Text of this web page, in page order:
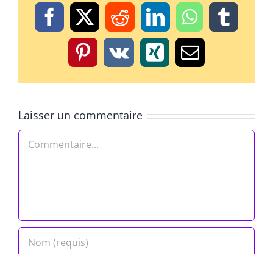
Facebook
X RedditLinkedInWhatsApp
Pinterest
Vk XingEmail
Laisser un commentaire
Commentaire